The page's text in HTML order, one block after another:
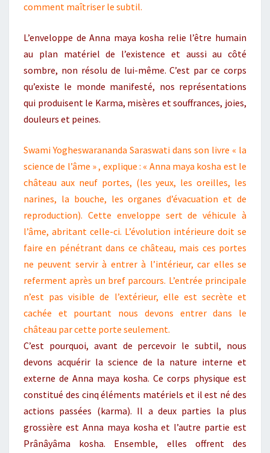
comment maîtriser le subtil.
L’enveloppe de Anna maya kosha relie l’être humain
au plan matériel de l’existence et aussi au côté
sombre, non résolu de lui-même. C’est par ce corps
qu’existe le monde manifesté, nos représentations
qui produisent le Karma, misères et souffrances, joies,
douleurs et peines.
Swami Yogheswarananda Saraswati dans son livre « la
science de l’âme » , explique : « Anna maya kosha est le
château aux neuf portes, (les yeux, les oreilles, les
narines, la bouche, les organes d’évacuation et de
reproduction). Cette enveloppe sert de véhicule à
l’âme, abritant celle-ci. L’évolution intérieure doit se
faire en pénétrant dans ce château, mais ces portes
ne peuvent servir à entrer à l’intérieur, car elles se
referment après un bref parcours. L’entrée principale
n’est pas visible de l’extérieur, elle est secrète et
cachée et pourtant nous devons entrer dans le
château par cette porte seulement.
C’est pourquoi, avant de percevoir le subtil, nous
devons acquérir la science de la nature interne et
externe de Anna maya kosha. Ce corps physique est
constitué des cinq éléments matériels et il est né des
actions passées (karma). Il a deux parties la plus
grossière est Anna maya kosha et l’autre partie est
Prânâyâma kosha. Ensemble, elles offrent des